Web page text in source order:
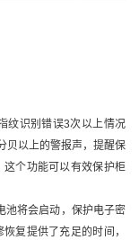
纹识别错误3次以上情况
贝以上的警报声，提醒保
个功能可以有效保护柜
池将会启动，保护电子密
复提供了充足的时间，